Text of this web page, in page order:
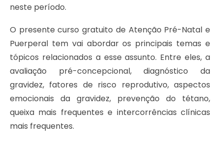
neste período.
O presente curso gratuito de Atenção Pré-Natal e
Puerperal tem vai abordar os principais temas e
tópicos relacionados a esse assunto. Entre eles, a
avaliação pré-concepcional, diagnóstico da
gravidez, fatores de risco reprodutivo, aspectos
emocionais da gravidez, prevenção do tétano,
queixa mais frequentes e intercorrências clínicas
mais frequentes.